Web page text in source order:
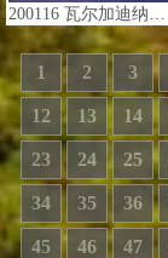
200116 瓦尔加迪纳的日落，意大利南蒂罗尔多洛米蒂山脉 (© Marco Capellari/Getty Images)
1 2 3
12 13 14
23 24 25
34 35 36
45 46 47